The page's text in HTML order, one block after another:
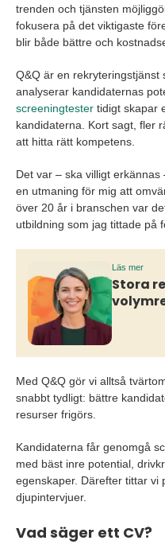
trenden och tjänsten
fokusera på det viktigaste
blir både bättre och
Q&Q är en rekryteringstjänst
analyserar kandidaternas
screeningtester tidigt skapar
kandidaterna. Kort sagt, fler
att hitta rätt kompetens.
Det var – ska villigt
en utmaning för mig att
över 20 år i branschen var
utbildning som jag tittade på
Läs mer
Stora
Med Q&Q gör vi alltså
snabbt tydligt: bättre
resurser frigörs.
Kandidaterna får genomgå
med bäst inre potential,
egenskaper. Därefter tittar vi
djupintervjuer.
Vad säger ett CV?